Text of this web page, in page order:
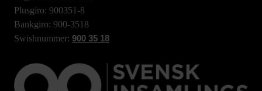
Plusgiro: 900351-8
Bankgiro: 900-3518
Swishnummer: 900 35 18